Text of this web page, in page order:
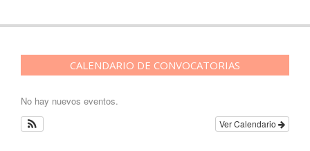
CALENDARIO DE CONVOCATORIAS
No hay nuevos eventos.
Ver Calendario